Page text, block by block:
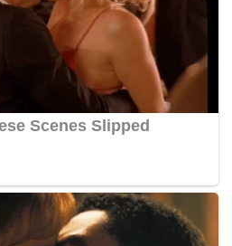
mengikuti Pendidikan
Mako TNI Cilandak